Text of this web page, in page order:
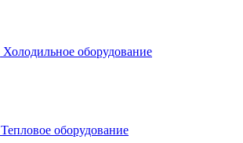
Холодильное оборудование
Тепловое оборудование